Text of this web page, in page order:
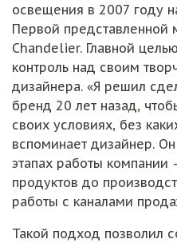
освещения в 2007 году
Первой представленной
Chandelier. Главной
контроль над своим
дизайнера. «Я решил
бренд 20 лет назад,
своих условиях, без
вспоминает дизайнер.
этапах работы компании
продуктов до
работы с каналами
Такой подход позволил